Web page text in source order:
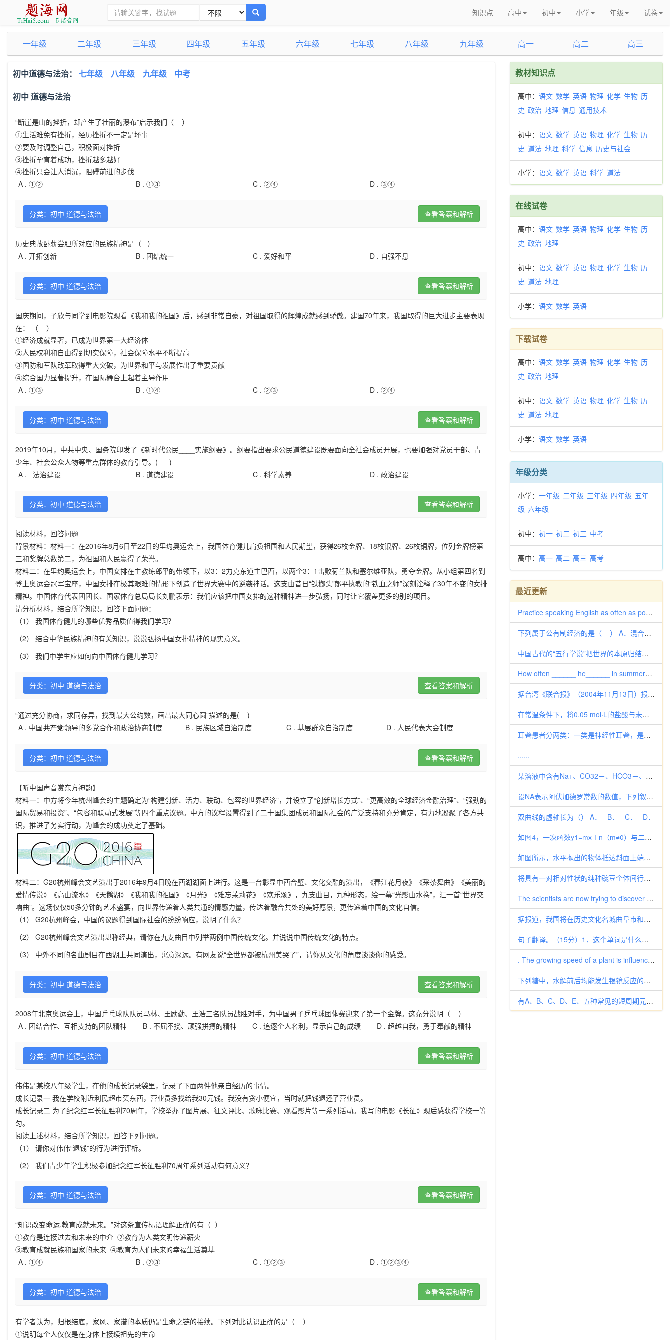
知识点 高中 初中 小学 年级 试卷
一年级 二年级 三年级 四年级 五年级 六年级 七年级 八年级 九年级 高一 高二 高三
初中道德与法治： 七年级 八年级 九年级
中考
初中 道德与法治
“断崖是山的挫折，却产生了壮丽的瀑布”启示我们（ ）
①生活难免有挫折，经历挫折不一定是坏事
②要及时调整自己，积极面对挫折
③挫折孕育着成功，挫折越多越好
④挫折只会让人消沉，阻碍前进的步伐
A . ①② B . ①③ C . ②④ D . ③④
分类：初中 道德与法治 查看答案和解析
历史典故卧薪尝胆所对应的民族精神是（ ）
A . 开拓创新 B . 团结统一 C . 爱好和平 D . 自强不息
分类：初中 道德与法治 查看答案和解析
国庆期间，子欣与同学到电影院观看《我和我的祖国》后，感到非常自豪，对祖国取得的辉煌成就感到骄傲。建国70年来，我国取得的巨大进步主要表现
在： （ ）
①经济成就显著，已成为世界第一大经济体
②人民权利和自由得到切实保障，社会保障水平不断提高
③国防和军队改革取得重大突破，为世界和平与发展作出了重要贡献
④综合国力显著提升，在国际舞台上起着主导作用
A . ①③ B . ①④ C . ②③ D . ②④
分类：初中 道德与法治 查看答案和解析
2019年10月，中共中央、国务院印发了《新时代公民____实施纲要》。纲要指出要求公民道徳建设既要面向全社会成员开展，也要加强对党员干部、青
少年、社会公众人物等重点群体的教育引导。( )
A .
法治建设 B . 道徳建设 C . 科学素养 D . 政治建设
分类：初中 道德与法治 查看答案和解析
阅读材料，回答问题
背景材料：材料一：在2016年8月6日至22日的里约奥运会上，我国体育健儿肩负祖国和人民期望，获得26枚金牌、18枚银牌、26枚铜牌，位列金牌榜第
三和奖牌总数第二，为祖国和人民赢得了荣誉。
材料二：在里约奥运会上，中国女排在主教练郎平的带领下，以3：2力克东道主巴西，以两个3：1击败荷兰队和塞尔维亚队，勇夺金牌。从小组第四名到
登上奥运会冠军宝座，中国女排在极其艰难的情形下创造了世界大赛中的逆袭神话。这支由昔日“铁榔头”郎平执教的“铁血之师”深刻诠释了30年不变的女排
精神。中国体育代表团团长、国家体育总局局长刘鹏表示：我们应该把中国女排的这种精神进一步弘扬，同时让它覆盖更多的别的项目。
请分析材料，结合所学知识，回答下面问题：
（1） 我国体育健儿的哪些优秀品质值得我们学习？
（2） 结合中华民族精神的有关知识，说说弘扬中国女排精神的现实意义。
（3） 我们中学生应如何向中国体育健儿学习？
分类：初中 道德与法治 查看答案和解析
“通过充分协商，求同存异，找到最大公约数，画出最大同心圆”描述的是( )
A . 中国 领导的多党合作和政治协商制度 B . 民族区域自治制度 C . 基层群众自治制度 D . 人民代表大会制度
分类：初中 道德与法治 查看答案和解析
【听中国声音赏东方神韵】
材料一：中方将今年杭州峰会的主题确定为“构建创新、活力、联动、包容的世界经济”，并设立了“创新增长方式”、“更高效的全球经济金融治理”、“强劲的
国际贸易和投资”、“包容和联动式发展”等四个重点议题。中方的议程设置得到了二十国集团成员和国际社会的广泛支持和充分肯定，有力地凝聚了各方共
识，推进了务实行动，为峰会的成功奠定了基础。
材料二：G20杭州峰会文艺演出于2016年9月4日晚在西湖湖面上进行。这是一台彰显中西合璧、文化交融的演出，《春江花月夜》《采茶舞曲》《美丽的
爱情传说》《高山流水》《天鹅湖》《我和我的祖国》《月光》《难忘茉莉花》《欢乐颂》，九支曲目，九种形态，绘一幕“光影山水卷”，汇一首“世界交
响曲”。这场仅仅50多分钟的艺术盛宴，向世界传递着人类共通的情感力量，传达着融合共处的美好愿景，更传递着中国的文化自信。
（1） G20杭州峰会，中国的议题得到国际社会的纷纷响应，说明了什么？
（2） G20杭州峰会文艺演出堪称经典，请你在九支曲目中列举两例中国传统文化。并说说中国传统文化的特点。
（3） 中外不同的名曲剧目在西湖上共同演出，寓意深远。有网友说“全世界都被杭州美哭了”，请你从文化的角度谈谈你的感受。
分类：初中 道德与法治 查看答案和解析
2008年北京奥运会上，中国乒乓球队队员马林、王励勤、王浩三名队员战胜对手，为中国男子乒乓球团体赛迎来了第一个金牌。这充分说明（ ）
A . 团结合作、互相支持的团队精神 B . 不屈不挠、顽强拼搏的精神 C . 追逐个人名利，显示自己的成绩 D . 超越自我，勇于奉献的精神
分类：初中 道德与法治 查看答案和解析
伟伟是某校八年级学生，在他的成长记录袋里，记录了下面两件他亲自经历的事情。
成长记录一 我在学校附近利民超市买东西，营业员多找给我30元钱。我没有贪小便宜，当时就把钱退还了营业员。
成长记录二 为了纪念红军长征胜利70周年，学校举办了图片展、征文评比、歌咏比赛、观看影片等一系列活动。我写的电影《长征》观后感获得学校一等
匀。
阅读上述材料，结合所学知识，回答下列问题。
（1） 请你对伟伟“退钱”的行为进行评析。
（2） 我们青少年学生积极参加纪念红军长征胜利70周年系列活动有何意义？
分类：初中 道德与法治 查看答案和解析
“知识改变命运,教育成就未来。”对这条宣传标语理解正确的有（ ）
①教育是连接过去和未来的中介 ②教育为人类文明传递薪火
③教育成就民族和国家的未来 ④教育为人们未来的幸福生活奠基
A . ①④ B . ②③ C . ①②③ D . ①②③④
分类：初中 道德与法治 查看答案和解析
有学者认为，归根结底，家风、家谱的本质仍是生命之链的接续。下列对此认识正确的是（ ）
①说明每个人仅仅是在身体上接续祖先的生命
教材知识点
高中： 语文 数学 英语 物理 化学 生物 历
史 政治 地理 信息 通用技术
初中： 语文 数学 英语 物理 化学 生物 历
史 道法 地理 科学 信息 历史与社会
小学： 语文 数学 英语 科学 道法
在线试卷
高中： 语文 数学 英语 物理 化学 生物 历
史 政治 地理
初中： 语文 数学 英语 物理 化学 生物 历
史 道法 地理
小学： 语文 数学 英语
下载试卷
高中： 语文 数学 英语 物理 化学 生物 历
史 政治 地理
初中： 语文 数学 英语 物理 化学 生物 历
史 道法 地理
小学： 语文 数学 英语
年级分类
小学： 一年级 二年级 三年级 四年级 五年
级 六年级
初中： 初一 初二 初三 中考
高中： 高一 高二 高三 高考
最近更新
Practice speaking English as often as possible and_____your
下列属于公有制经济的是（ ） A．混合所有制经济中的集体成分 B．混合所有制经济中的外资成分 C．股份有限公司中的
中国古代的“五行学说”把世界的本原归结为“五行”，认为宇宙万物都由木、火、土、金、水五种基本物质的运行(运动)和变化所构
How often ______ he______ in summer? Adoes; swim B is;
据台湾《联合报》（2004年11月13日）报道，有83%的台湾民众认为孙中山是“中华民国”的“国父”，这主要是基于（
在常温条件下，将0.05 mol·L的盐酸与未知浓度的NaOH溶液以1：2的体积比混合，所得溶液的PH为2。用上述 Na
耳聋患者分两类：一类是神经性耳聋，是由于 损坏引起的；另一类是非神经耳聋，它是由
......
某溶液中含有Na+、CO32－、HCO3－、Cl－，在加入Na2O2后浓度不发生变化的是 A. Na+、CO32－
设NA表示阿伏加德罗常数的数值，下列叙述中正确的是 A. 22.4 L的CO气体与l mol N2所含的
双曲线的虚轴长为（） A． B． C． D．
如图4，一次函数y1=mx＋n（m≠0）与二次函数y2=ax2＋bx＋c（a≠0）的图象相交于两点A（－1，5）、B（9
如图所示，水平抛出的物体抵达斜面上端P处，其速度方向恰好沿斜面方向，然后沿斜面无摩擦滑下，下列选项中的图象是描述物体沿x
将具有一对相对性状的纯种豌豆个体间行种植；另将具有一对相对性状的纯种玉米个体间行种植。具有隐性性状的一行植株上所产生的F
The scientists are now trying to discover what use could be
据报道，我国将在历史文化名城曲阜市和邹城市之间的九龙山建立“中华文化标志城”。该区域是哪家学派的诞生地 A．道家
句子翻译。（15分）1．这个单词是什么意思?它的意思是你非常崇拜的某个人。_______________________
. The growing speed of a plant is influenced by a number of
下列糖中，水解前后均能发生银镜反应的是 A．麦芽糖 B．蔗糖 C．淀粉 D．纤维素
有A、B、C、D、E、五种常见的短周期元素，它们的原子序数依次增大，其中C元素原子最外层电子数是次外层电子数的3倍，B元